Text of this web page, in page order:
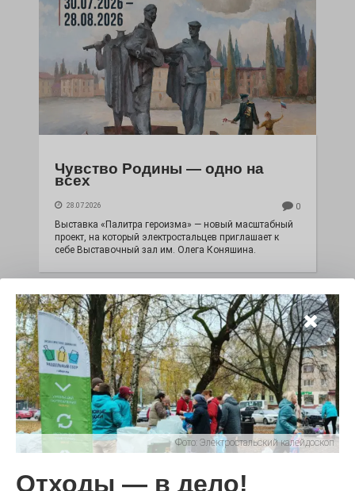
Чувство Родины — одно на
всех
28.07.2026 0
Выставка «Палитра героизма» — новый масштабный
проект, на который электростальцев приглашает к
себе Выставочный зал им. Олега Коняшина.
путешествуют по городу
Фото: Электростальский калейдоскоп
Отходы — в дело!